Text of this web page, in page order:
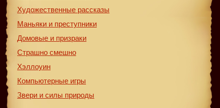
Художественные рассказы
Маньяки и преступники
Домовые и призраки
Страшно смешно
Хэллоуин
Компьютерные игры
Звери и силы природы